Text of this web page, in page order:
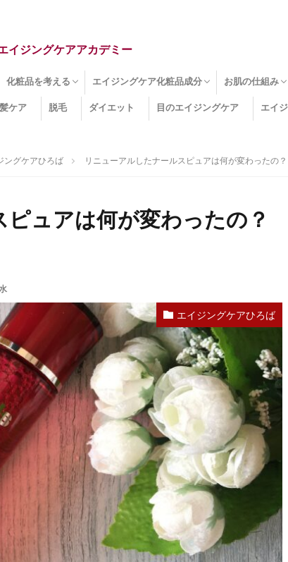
イジングケアアカデミー
イ肌
るみ
ジ
悩み
化粧品を考える
エイジングケア化粧品
化粧水
美容液
保湿クリーム
酵素洗顔
ハンドクリーム
フェイスマスク
ほうれい線化粧品
コラーゲン化粧品
メイク化粧品
洗顔・クレンジング
オールインワン化粧品
その他の化粧品
エイジングケア化粧品成分
エイジングケア化粧品(成分)
セラミド
ネオダーミル
プロテオグリカン
ビタミンC誘導体
コラーゲン
その他の化粧品成分
お肌の仕組み
エイジング
ターンオーバー
皮下組織
表皮
真皮
表皮常在菌
女性ホルモン
その他
ケア 脱毛 ダイエット 目のエイジングケア エイ
ングケアひろば リニューアルしたナールスピュアは何が変わったの
ュアは何が変わったの？
エイジングケアひろば